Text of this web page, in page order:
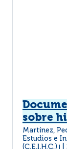
sobre
Martínez,
Estudios e
(C.E.I.H.C.)